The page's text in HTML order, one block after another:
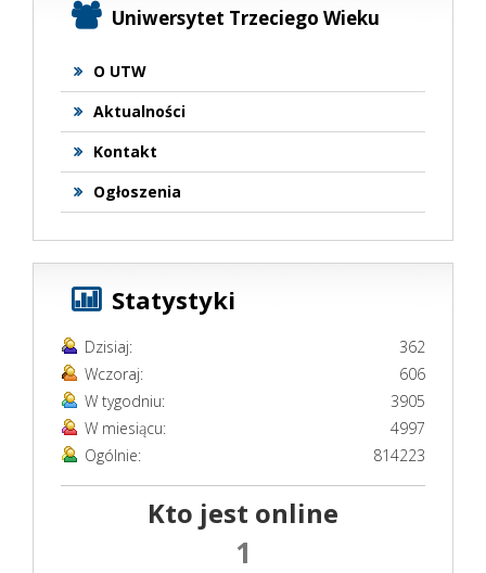
Uniwersytet Trzeciego Wieku
O UTW
Aktualności
Kontakt
Ogłoszenia
Statystyki
Dzisiaj:
362
Wczoraj:
606
W tygodniu:
3905
W miesiącu:
4997
Ogólnie:
814223
Kto jest online
1